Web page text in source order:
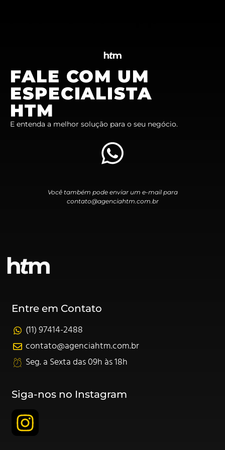
FALE COM UM
ESPECIALISTA
HTM
E entenda a melhor solução para o seu negócio.
Você também pode enviar um e-mail para
contato@agenciahtm.com.br
Entre em Contato
(11) 97414-2488
contato@agenciahtm.com.br
Seg. a Sexta das 09h às 18h
Siga-nos no Instagram